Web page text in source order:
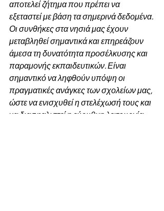
αποτελεί ζήτημα που πρέπει να
εξεταστεί με βάση τα σημερινά δεδομένα.
Οι συνθήκες στα νησιά μας έχουν
μεταβληθεί σημαντικά και επηρεάζουν
άμεσα τη δυνατότητα προσέλκυσης και
παραμονής εκπαιδευτικών. Είναι
σημαντικό να ληφθούν υπόψη οι
πραγματικές ανάγκες των σχολείων μας,
ώστε να ενισχυθεί η στελέχωσή τους και
να διασφαλιστεί η εύρυθμη λειτουργία